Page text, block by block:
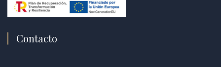
Contacto